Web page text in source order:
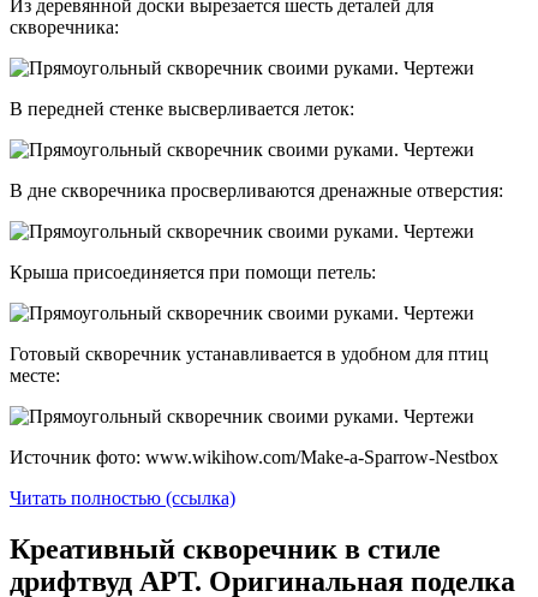
Из деревянной доски вырезается шесть деталей для
скворечника:
В передней стенке высверливается леток:
В дне скворечника просверливаются дренажные отверстия:
Крыша присоединяется при помощи петель:
Готовый скворечник устанавливается в удобном для птиц
месте:
Источник фото: www.wikihow.com/Make-a-Sparrow-Nestbox
Читать полностью (ссылка)
Креативный скворечник в стиле
дрифтвуд АРТ. Оригинальная поделка